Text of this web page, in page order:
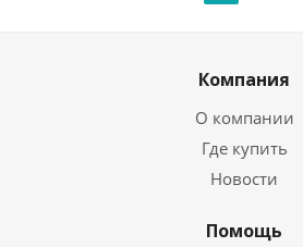
Компания
О компании
Где купить
Новости
Помощь